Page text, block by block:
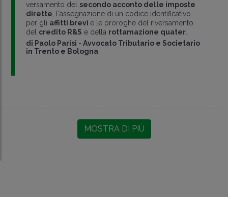
versamento del secondo acconto delle imposte
dirette , l'assegnazione di un codice identificativo
per gli affitti brevi e le proroghe del riversamento
del credito R&S e della rottamazione quater.
di Paolo Parisi - Avvocato Tributario e Societario
in Trento e Bologna
MOSTRA DI PIÙ